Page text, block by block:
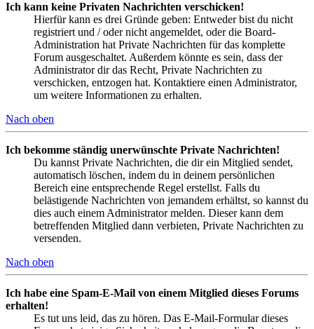
Ich kann keine Privaten Nachrichten verschicken!
Hierfür kann es drei Gründe geben: Entweder bist du nicht
registriert und / oder nicht angemeldet, oder die Board-
Administration hat Private Nachrichten für das komplette
Forum ausgeschaltet. Außerdem könnte es sein, dass der
Administrator dir das Recht, Private Nachrichten zu
verschicken, entzogen hat. Kontaktiere einen Administrator,
um weitere Informationen zu erhalten.
Nach oben
Ich bekomme ständig unerwünschte Private Nachrichten!
Du kannst Private Nachrichten, die dir ein Mitglied sendet,
automatisch löschen, indem du in deinem persönlichen
Bereich eine entsprechende Regel erstellst. Falls du
belästigende Nachrichten von jemandem erhältst, so kannst du
dies auch einem Administrator melden. Dieser kann dem
betreffenden Mitglied dann verbieten, Private Nachrichten zu
versenden.
Nach oben
Ich habe eine Spam-E-Mail von einem Mitglied dieses Forums
erhalten!
Es tut uns leid, das zu hören. Das E-Mail-Formular dieses